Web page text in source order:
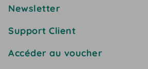
Newsletter
Support Client
Accéder au voucher